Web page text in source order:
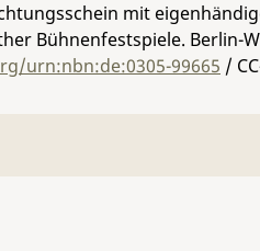
mit
Bühnenfestspiele. Berlin-
urn:nbn:de:0305-99665 /